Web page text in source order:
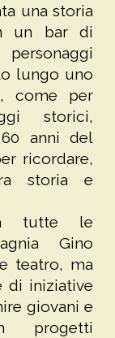
una storia
un bar di
lungo uno
come per
storici,
anni del
ricordare,
storia e
tutte le
Gino
teatro, ma
di iniziative
giovani e
progetti